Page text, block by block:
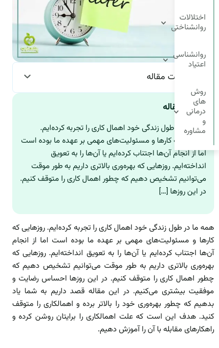
اختلالات
روانشناختی
روانشناسی
اعتیاد
روش
های
درمانی
و
مشاوره
فهرست مقاله
چکیده مقاله
همه ما در طول زندگی خود اهمال کاری را تجربه کرده‌ایم.
روزهایی که کارها و مسئولیت‌های مهمی بر عهده ما بوده است
اما از انجام آن‌ها اجتناب کرده‌ایم یا آن‌ها را به تعویق
انداخته‌ایم. روزهایی که بهره‌وری بالاتری داریم به طور موقت
می‌توانیم تشخیص دهیم که چطور اهمال کاری را متوقف کنیم.
در این روزها […]
همه ما در طول زندگی خود اهمال کاری را تجربه کرده‌ایم. روزهایی که
کارها و مسئولیت‌های مهمی بر عهده ما بوده است اما از انجام
آن‌ها اجتناب کرده‌ایم یا آن‌ها را به تعویق انداخته‌ایم. روزهایی که
بهره‌وری بالاتری داریم به طور موقت می‌توانیم تشخیص دهیم که
چطور اهمال کاری را متوقف کنیم. در این روزها احساس رضایت و
موفقیت بیشتری می‌کنیم. در این مقاله قصد داریم به شما یاد
بدهیم که چطور بهره‌وری خود را بالاتر برده و اهمالکاری را متوقف
کنید. هدف این است که علت اهمالکاری را برایتان روشن کرده و
راهکارهای مقابله با آن را آموزش دهیم.